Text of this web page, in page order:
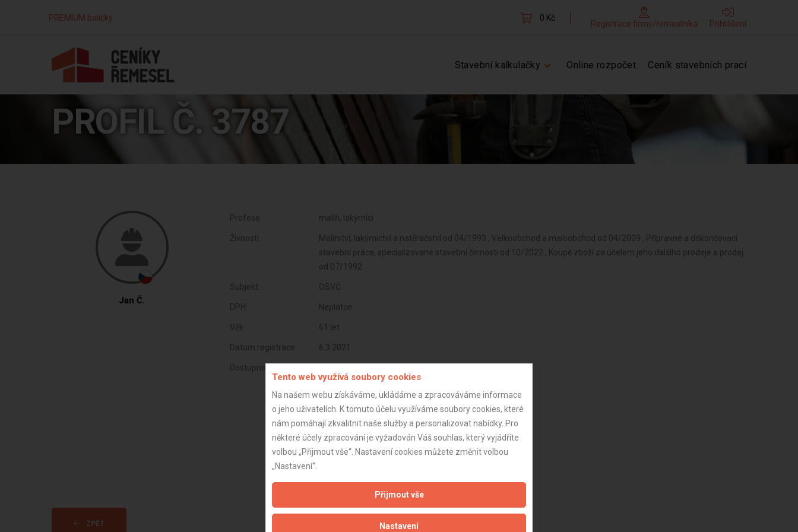
PREMIUM balíčky 0 Kč
Registrace firmy/řemeslníka Přihlášení
Stavební kalkulačky Online rozpočet Ceník stavebních prací
PROFIL Č. 3787
Jan Č.
Profese: malíři, lakýrníci
Živnosti:
Malířství, lakýrnictví a natěračství od 04/1993 , Velkoobchod a maloobchod od 04/2009 , Přípravné a dokončovací
stavební práce, specializované stavební činnosti od 10/2022 , Koupě zboží za účelem jeho dalšího prodeje a prodej
od 07/1992
Subjekt: OSVČ
DPH: Neplátce
Věk: 61 let
Datum registrace: 6.3.2021
Dostupnost:
ZPĚT Aktualizováno z portálu ARES dne 01.12.2024 00:30:07
Tento web využívá soubory cookies
Na našem webu získáváme, ukládáme a zpracováváme informace
o jeho uživatelích. K tomuto účelu využíváme soubory cookies, které
nám pomáhají zkvalitnit naše služby a personalizovat nabídky. Pro
některé účely zpracování je vyžadován Váš souhlas, který vyjádříte
volbou „Přijmout vše“. Nastavení cookies můžete změnit volbou
„Nastavení“.
Přijmout vše
Nastavení